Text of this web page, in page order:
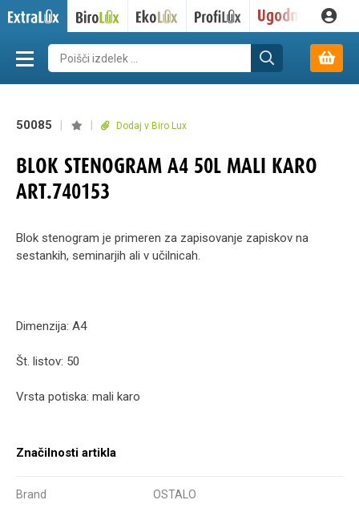
50085 Dodaj v Biro Lux
BLOK STENOGRAM A4 50L MALI KARO
ART.740153
Blok stenogram je primeren za zapisovanje zapiskov na
sestankih, seminarjih ali v učilnicah.
Dimenzija: A4
Št. listov: 50
Vrsta potiska: mali karo
Značilnosti artikla
Brand OSTALO